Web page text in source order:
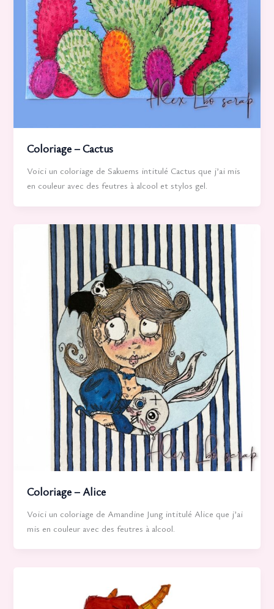
Coloriage – Cactus
Voici un coloriage de Sakuems intitulé Cactus que j’ai mis
en couleur avec des feutres à alcool et stylos gel.
Coloriage – Alice
Voici un coloriage de Amandine Jung intitulé Alice que j’ai
mis en couleur avec des feutres à alcool.